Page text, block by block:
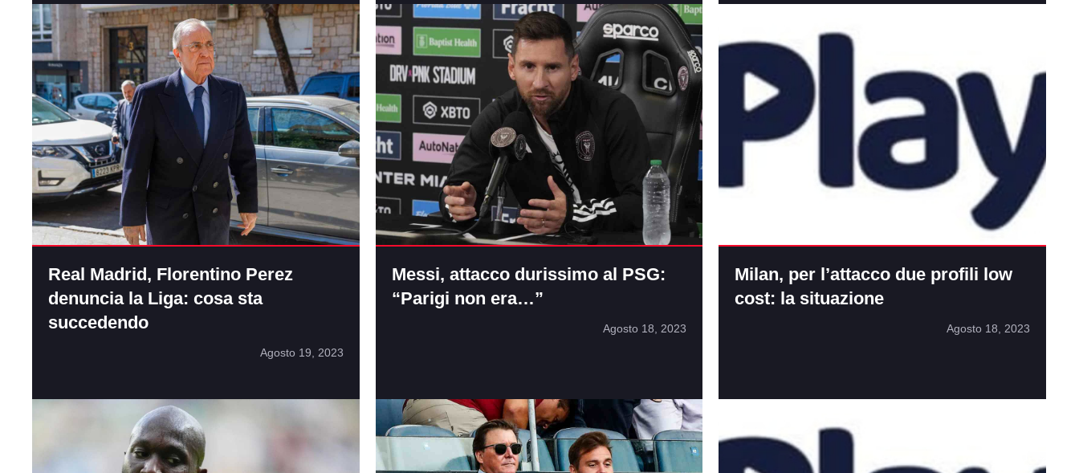
Real Madrid, Florentino Perez
denuncia la Liga: cosa sta
succedendo
Agosto 19, 2023
Messi, attacco durissimo al PSG:
“Parigi non era…”
Agosto 18, 2023
Milan, per l’attacco due profili low
cost: la situazione
Agosto 18, 2023